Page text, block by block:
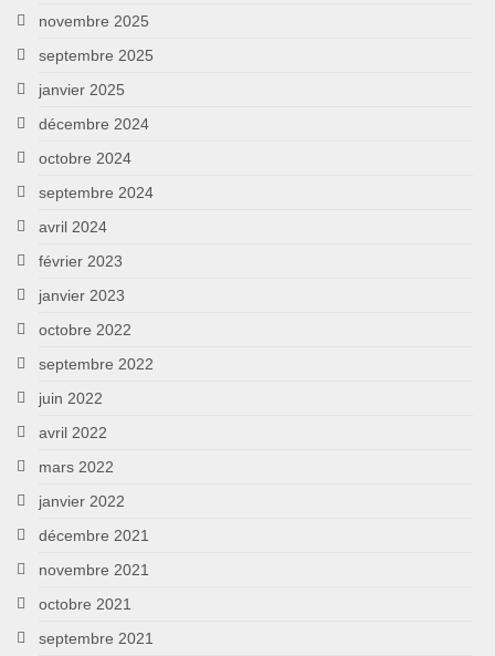
novembre 2025
septembre 2025
janvier 2025
décembre 2024
octobre 2024
septembre 2024
avril 2024
février 2023
janvier 2023
octobre 2022
septembre 2022
juin 2022
avril 2022
mars 2022
janvier 2022
décembre 2021
novembre 2021
octobre 2021
septembre 2021